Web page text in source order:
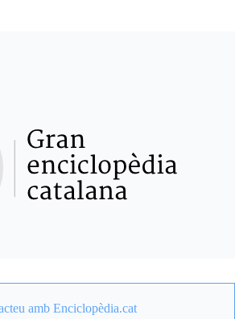
amb Enciclopèdia.cat